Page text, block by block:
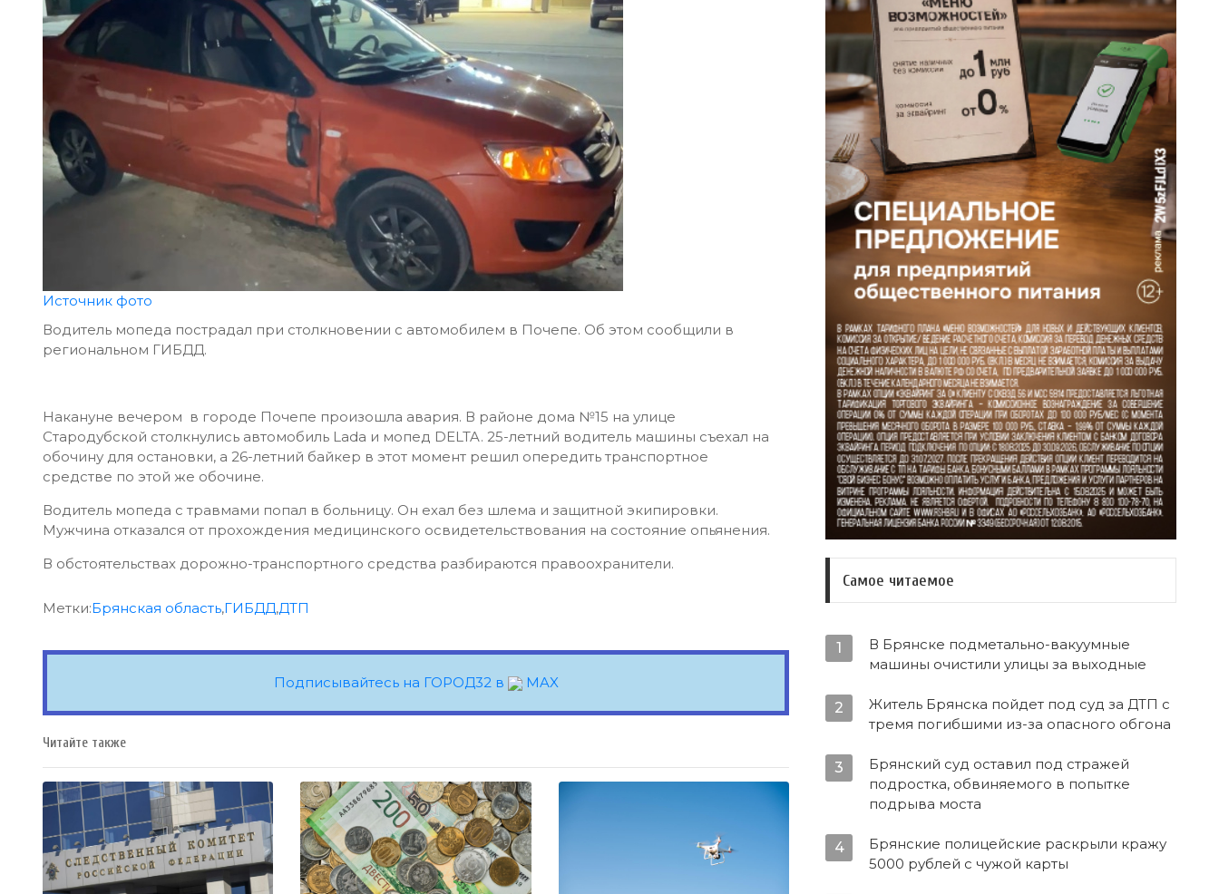
Источник фото
Водитель мопеда пострадал при столкновении с автомобилем в Почепе. Об этом сообщили в
региональном ГИБДД.
Накануне вечером в городе Почепе произошла авария. В районе дома №15 на улице
Стародубской столкнулись автомобиль Lada и мопед DELTA. 25-летний водитель машины съехал на
обочину для остановки, а 26-летний байкер в этот момент решил опередить транспортное
средстве по этой же обочине.
Водитель мопеда с травмами попал в больницу. Он ехал без шлема и защитной экипировки.
Мужчина отказался от прохождения медицинского освидетельствования на состояние опьянения.
В обстоятельствах дорожно-транспортного средства разбираются правоохранители.
Метки:Брянская область,ГИБДД,ДТП
Подписывайтесь на ГОРОД32 в MAX
Читайте также
Самое читаемое
1
В Брянске подметально-вакуумные
машины очистили улицы за выходные
2
Житель Брянска пойдет под суд за ДТП с
тремя погибшими из-за опасного обгона
3
Брянский суд оставил под стражей
подростка, обвиняемого в попытке
подрыва моста
4
Брянские полицейские раскрыли кражу
5000 рублей с чужой карты